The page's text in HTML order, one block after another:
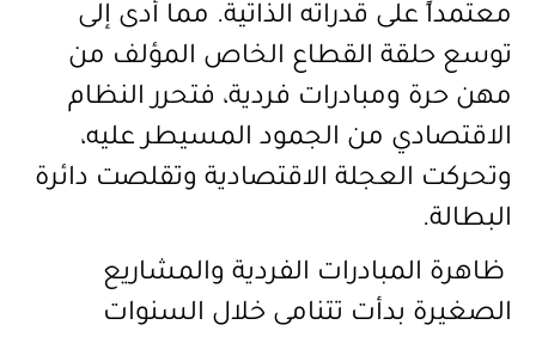
معتمداً على قدراته الذاتية. مما أدى إلى
توسع حلقة القطاع الخاص المؤلف من
مهن حرة ومبادرات فردية، فتحرر النظام
الاقتصادي من الجمود المسيطر عليه،
وتحركت العجلة الاقتصادية وتقلصت دائرة
البطالة.
ظاهرة المبادرات الفردية والمشاريع
الصغيرة بدأت تتنامى خلال السنوات